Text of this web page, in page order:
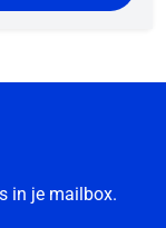
in je mailbox.